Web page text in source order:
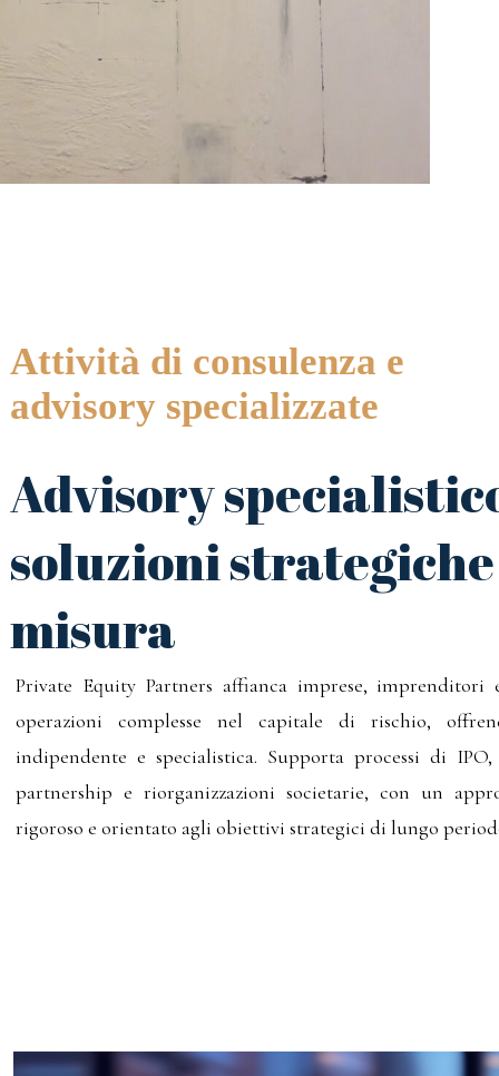
Attività di consulenza e
advisory specializzate
Advisory
soluzioni
misura
Private Equity Partners affianca imprese,
operazioni complesse nel capitale di rischio,
indipendente e specialistica. Supporta processi di
partnership e riorganizzazioni societarie, con un
rigoroso e orientato agli obiettivi strategici di lungo